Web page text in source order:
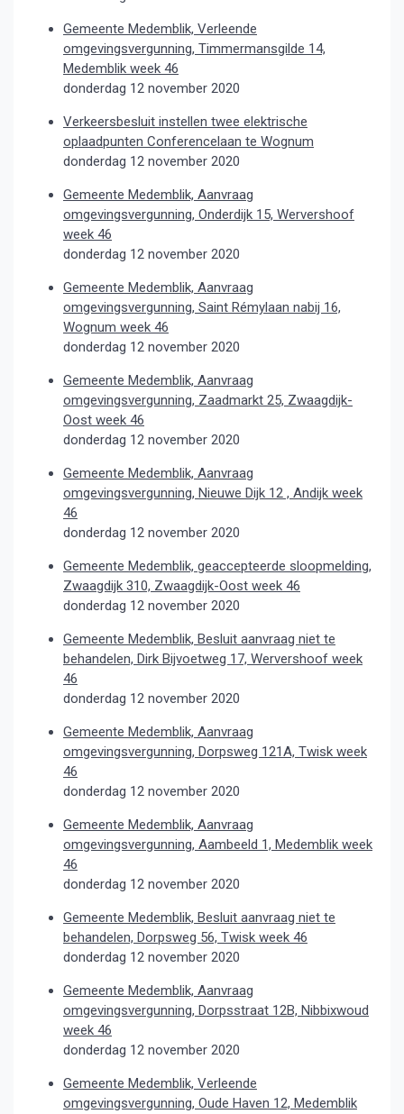
Gemeente Medemblik, Verleende
omgevingsvergunning, Timmermansgilde 14,
Medemblik week 46
donderdag 12 november 2020
Verkeersbesluit instellen twee elektrische
oplaadpunten Conferencelaan te Wognum
donderdag 12 november 2020
Gemeente Medemblik, Aanvraag
omgevingsvergunning, Onderdijk 15, Wervershoof
week 46
donderdag 12 november 2020
Gemeente Medemblik, Aanvraag
omgevingsvergunning, Saint Rémylaan nabij 16,
Wognum week 46
donderdag 12 november 2020
Gemeente Medemblik, Aanvraag
omgevingsvergunning, Zaadmarkt 25, Zwaagdijk-
Oost week 46
donderdag 12 november 2020
Gemeente Medemblik, Aanvraag
omgevingsvergunning, Nieuwe Dijk 12 , Andijk week
46
donderdag 12 november 2020
Gemeente Medemblik, geaccepteerde sloopmelding,
Zwaagdijk 310, Zwaagdijk-Oost week 46
donderdag 12 november 2020
Gemeente Medemblik, Besluit aanvraag niet te
behandelen, Dirk Bijvoetweg 17, Wervershoof week
46
donderdag 12 november 2020
Gemeente Medemblik, Aanvraag
omgevingsvergunning, Dorpsweg 121A, Twisk week
46
donderdag 12 november 2020
Gemeente Medemblik, Aanvraag
omgevingsvergunning, Aambeeld 1, Medemblik week
46
donderdag 12 november 2020
Gemeente Medemblik, Besluit aanvraag niet te
behandelen, Dorpsweg 56, Twisk week 46
donderdag 12 november 2020
Gemeente Medemblik, Aanvraag
omgevingsvergunning, Dorpsstraat 12B, Nibbixwoud
week 46
donderdag 12 november 2020
Gemeente Medemblik, Verleende
omgevingsvergunning, Oude Haven 12, Medemblik